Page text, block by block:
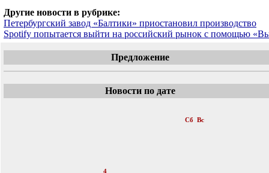
Другие новости в рубрике:
Петербургский завод «Балтики» приостановил производство
Spotify попытается выйти на российский рынок с помощью
Предложение
Новости по дате
Сб Вс
4